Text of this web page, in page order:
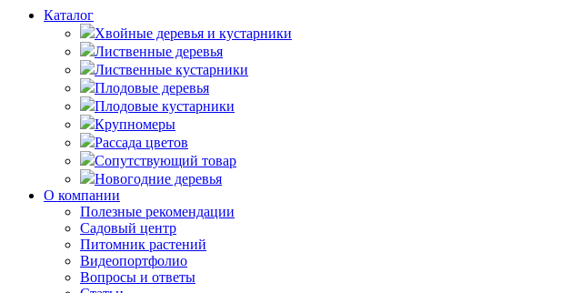
Каталог
Хвойные деревья и кустарники
Лиственные деревья
Лиственные кустарники
Плодовые деревья
Плодовые кустарники
Крупномеры
Рассада цветов
Сопутствующий товар
Новогодние деревья
О компании
Полезные рекомендации
Садовый центр
Питомник растений
Видеопортфолио
Вопросы и ответы